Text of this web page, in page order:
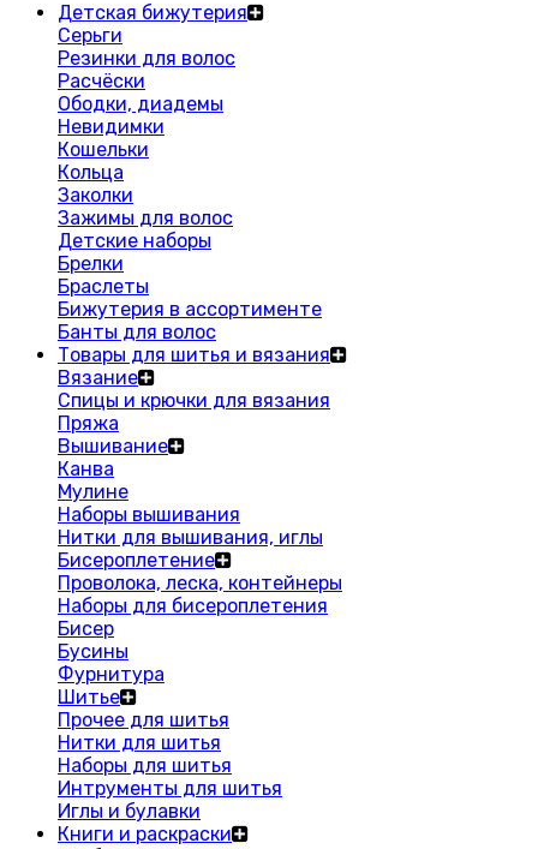
Детская бижутерия
Серьги
Резинки для волос
Расчёски
Ободки, диадемы
Невидимки
Кошельки
Кольца
Заколки
Зажимы для волос
Детские наборы
Брелки
Браслеты
Бижутерия в ассортименте
Банты для волос
Товары для шитья и вязания
Вязание
Спицы и крючки для вязания
Пряжа
Вышивание
Канва
Мулине
Наборы вышивания
Нитки для вышивания, иглы
Бисероплетение
Проволока, леска, контейнеры
Наборы для бисероплетения
Бисер
Бусины
Фурнитура
Шитье
Прочее для шитья
Нитки для шитья
Наборы для шитья
Интрументы для шитья
Иглы и булавки
Книги и раскраски